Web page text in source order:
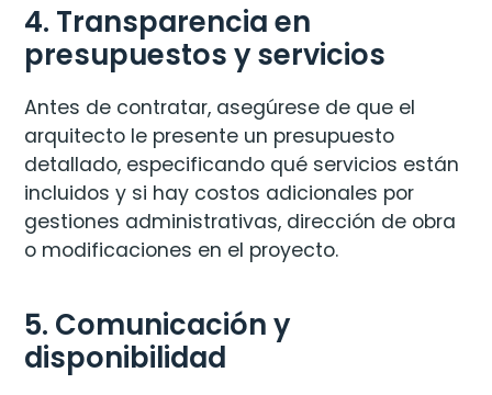
4. Transparencia en
presupuestos y servicios
Antes de contratar, asegúrese de que el
arquitecto le presente un presupuesto
detallado, especificando qué servicios están
incluidos y si hay costos adicionales por
gestiones administrativas, dirección de obra
o modificaciones en el proyecto.
5. Comunicación y
disponibilidad